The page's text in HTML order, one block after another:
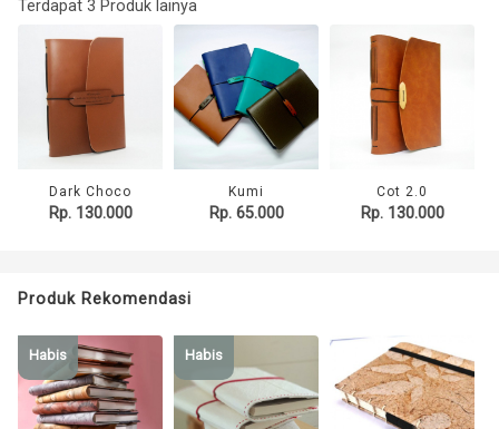
Terdapat 3 Produk lainya
Dark Choco
Rp. 130.000
Kumi
Rp. 65.000
Cot 2.0
Rp. 130.000
Produk Rekomendasi
Habis Habis